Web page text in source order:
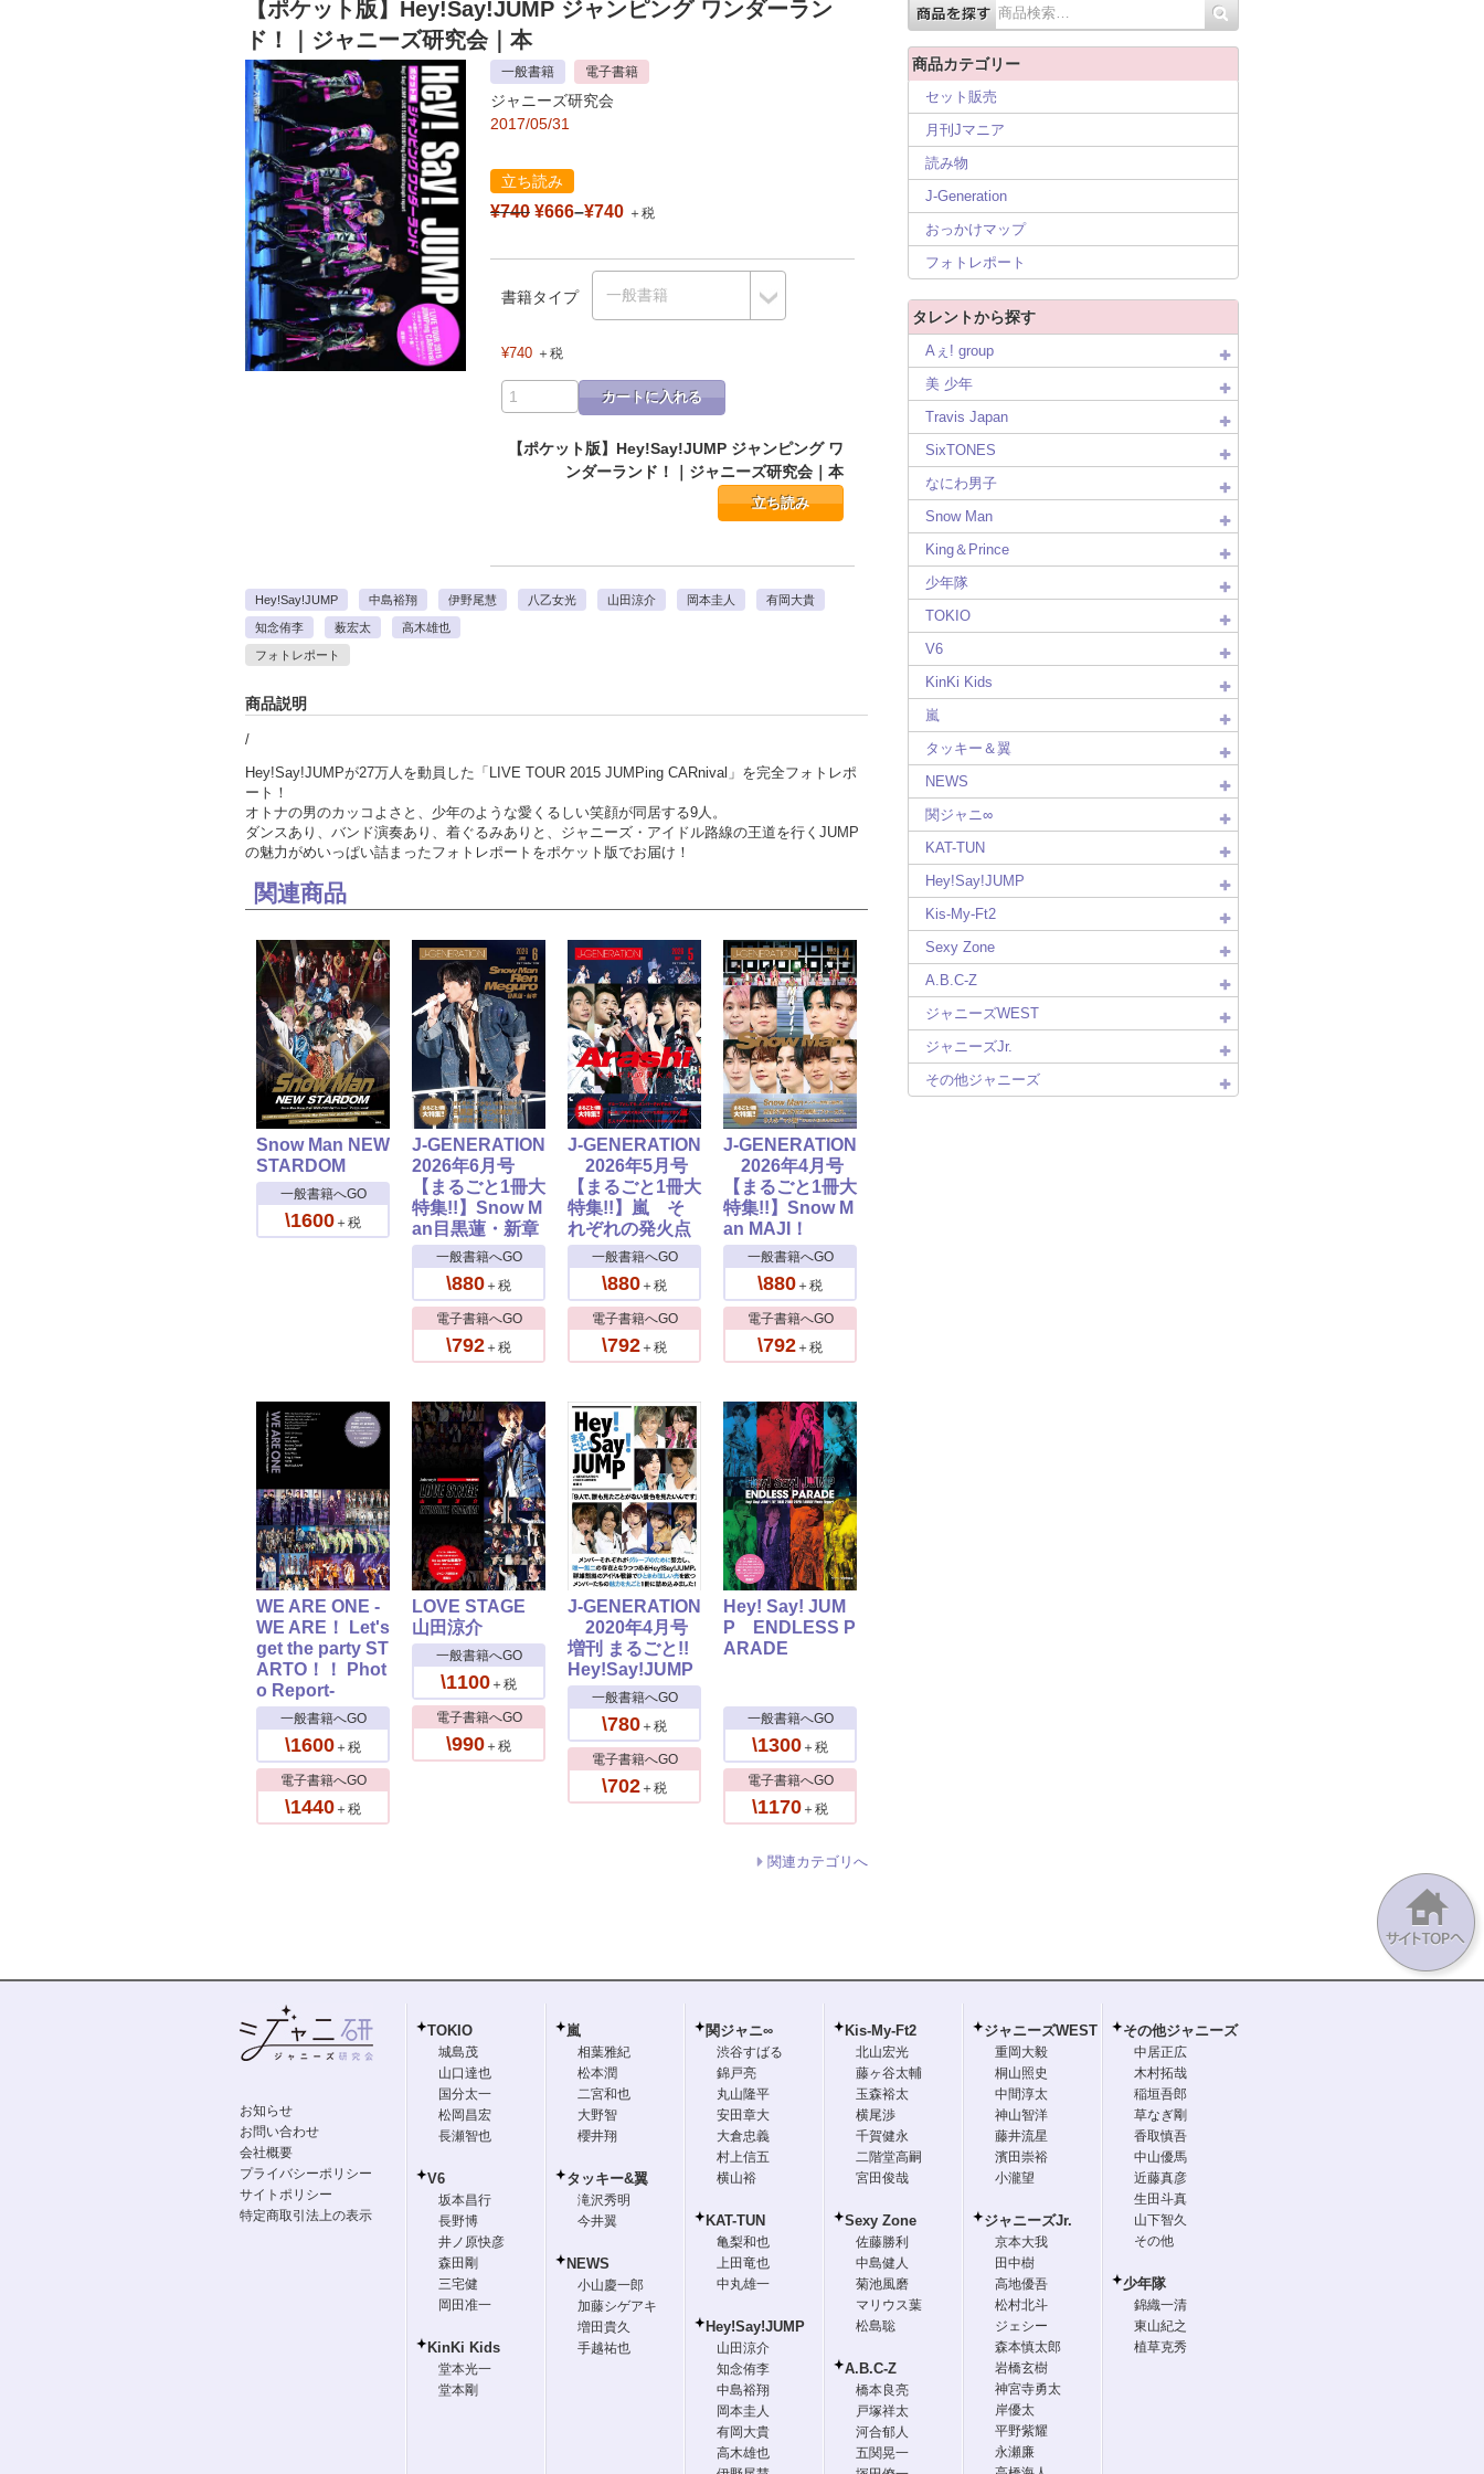
【ポケット版】Hey!Say!JUMP ジャンピング ワンダーラン
ド！
｜ジャニーズ研究会｜本
一般書籍 電子書籍
ジャニーズ研究会
2017/05/31
立ち読み
¥740 ¥666–¥740 ＋税
書籍タイプ
¥740 ＋税
カートに入れる
【ポケット版】Hey!Say!JUMP ジャンピング ワ
ンダーランド！｜ジャニーズ研究会｜本
立ち読み
Hey!Say!JUMP 中島裕翔 伊野尾慧 八乙女光 山田涼介 岡本圭人 有岡大貴
知念侑李 薮宏太 高木雄也
フォトレポート
商品説明
/
Hey!Say!JUMPが27万人を動員した「LIVE TOUR 2015 JUMPing CARnival」を完全フォトレポ
ート！
オトナの男のカッコよさと、少年のような愛くるしい笑顔が同居する9人。
ダンスあり、バンド演奏あり、着ぐるみありと、ジャニーズ・アイドル路線の王道を行くJUMP
の魅力がめいっぱい詰まったフォトレポートをポケット版でお届け！
関連商品
Snow Man NEW
STARDOM
一般書籍へGO
\1600 ＋税
J-GENERATION
2026年6月号
【まるごと1冊大
特集!!】Snow M
an目黒蓮・新章
一般書籍へGO
\880 ＋税
電子書籍へGO
\792 ＋税
J-GENERATION
2026年5月号
【まるごと1冊大
特集!!】嵐 そ
れぞれの発火点
一般書籍へGO
\880 ＋税
電子書籍へGO
\792 ＋税
J-GENERATION
2026年4月号
【まるごと1冊大
特集!!】Snow M
an MAJI！
一般書籍へGO
\880 ＋税
電子書籍へGO
\792 ＋税
WE ARE ONE -
WE ARE！ Let's
get the party ST
ARTO！！ Phot
o Report-
一般書籍へGO
\1600 ＋税
電子書籍へGO
\1440 ＋税
LOVE STAGE
山田涼介
一般書籍へGO
\1100 ＋税
電子書籍へGO
\990 ＋税
J-GENERATION
2020年4月号
増刊 まるごと!!
Hey!Say!JUMP
一般書籍へGO
\780 ＋税
電子書籍へGO
\702 ＋税
Hey! Say! JUM
P ENDLESS P
ARADE
一般書籍へGO
\1300 ＋税
電子書籍へGO
\1170 ＋税
関連カテゴリへ
商品カテゴリー
セット販売
月刊Jマニア
読み物
J-Generation
おっかけマップ
フォトレポート
タレントから探す
Aぇ! group
美 少年
Travis Japan
SixTONES
なにわ男子
Snow Man
King＆Prince
少年隊
TOKIO
V6
KinKi Kids
嵐
タッキー＆翼
NEWS
関ジャニ∞
KAT-TUN
Hey!Say!JUMP
Kis-My-Ft2
Sexy Zone
A.B.C-Z
ジャニーズWEST
ジャニーズJr.
その他ジャニーズ
お知らせ
お問い合わせ
会社概要
プライバシーポリシー
サイトポリシー
特定商取引法上の表示
TOKIO
城島茂
山口達也
国分太一
松岡昌宏
長瀬智也
V6
坂本昌行
長野博
井ノ原快彦
森田剛
三宅健
岡田准一
KinKi Kids
堂本光一
堂本剛
嵐
相葉雅紀
松本潤
二宮和也
大野智
櫻井翔
タッキー&翼
滝沢秀明
今井翼
NEWS
小山慶一郎
加藤シゲアキ
増田貴久
手越祐也
関ジャニ∞
渋谷すばる
錦戸亮
丸山隆平
安田章大
大倉忠義
村上信五
横山裕
KAT-TUN
亀梨和也
上田竜也
中丸雄一
Hey!Say!JUMP
山田涼介
知念侑李
中島裕翔
岡本圭人
有岡大貴
高木雄也
Kis-My-Ft2
北山宏光
藤ヶ谷太輔
玉森裕太
横尾渉
千賀健永
二階堂高嗣
宮田俊哉
Sexy Zone
佐藤勝利
中島健人
菊池風磨
マリウス葉
松島聡
A.B.C-Z
橋本良亮
戸塚祥太
河合郁人
五関晃一
ジャニーズWEST
重岡大毅
桐山照史
中間淳太
神山智洋
藤井流星
濱田崇裕
小瀧望
ジャニーズJr.
京本大我
田中樹
高地優吾
松村北斗
ジェシー
森本慎太郎
岩橋玄樹
神宮寺勇太
岸優太
平野紫耀
永瀬廉
その他ジャニーズ
中居正広
木村拓哉
稲垣吾郎
草なぎ剛
香取慎吾
中山優馬
近藤真彦
生田斗真
山下智久
その他
少年隊
錦織一清
東山紀之
植草克秀